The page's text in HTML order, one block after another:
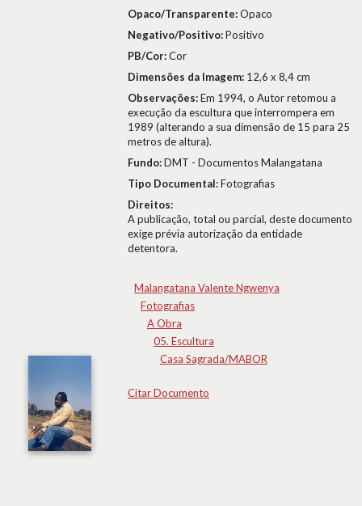
Opaco/Transparente:Opaco
Negativo/Positivo:Positivo
PB/Cor:Cor
Dimensões da Imagem: 12,6 x 8,4 cm
Observações:Em 1994, o Autor retomou a
execução da escultura que interrompera em
1989 (alterando a sua dimensão de 15 para 25
metros de altura).
Fundo:DMT - Documentos Malangatana
Tipo Documental:Fotografias
Direitos:
A publicação, total ou parcial, deste documento
exige prévia autorização da entidade
detentora.
Malangatana Valente Ngwenya
Fotografias
A Obra
05. Escultura
Casa Sagrada/MABOR
Citar Documento